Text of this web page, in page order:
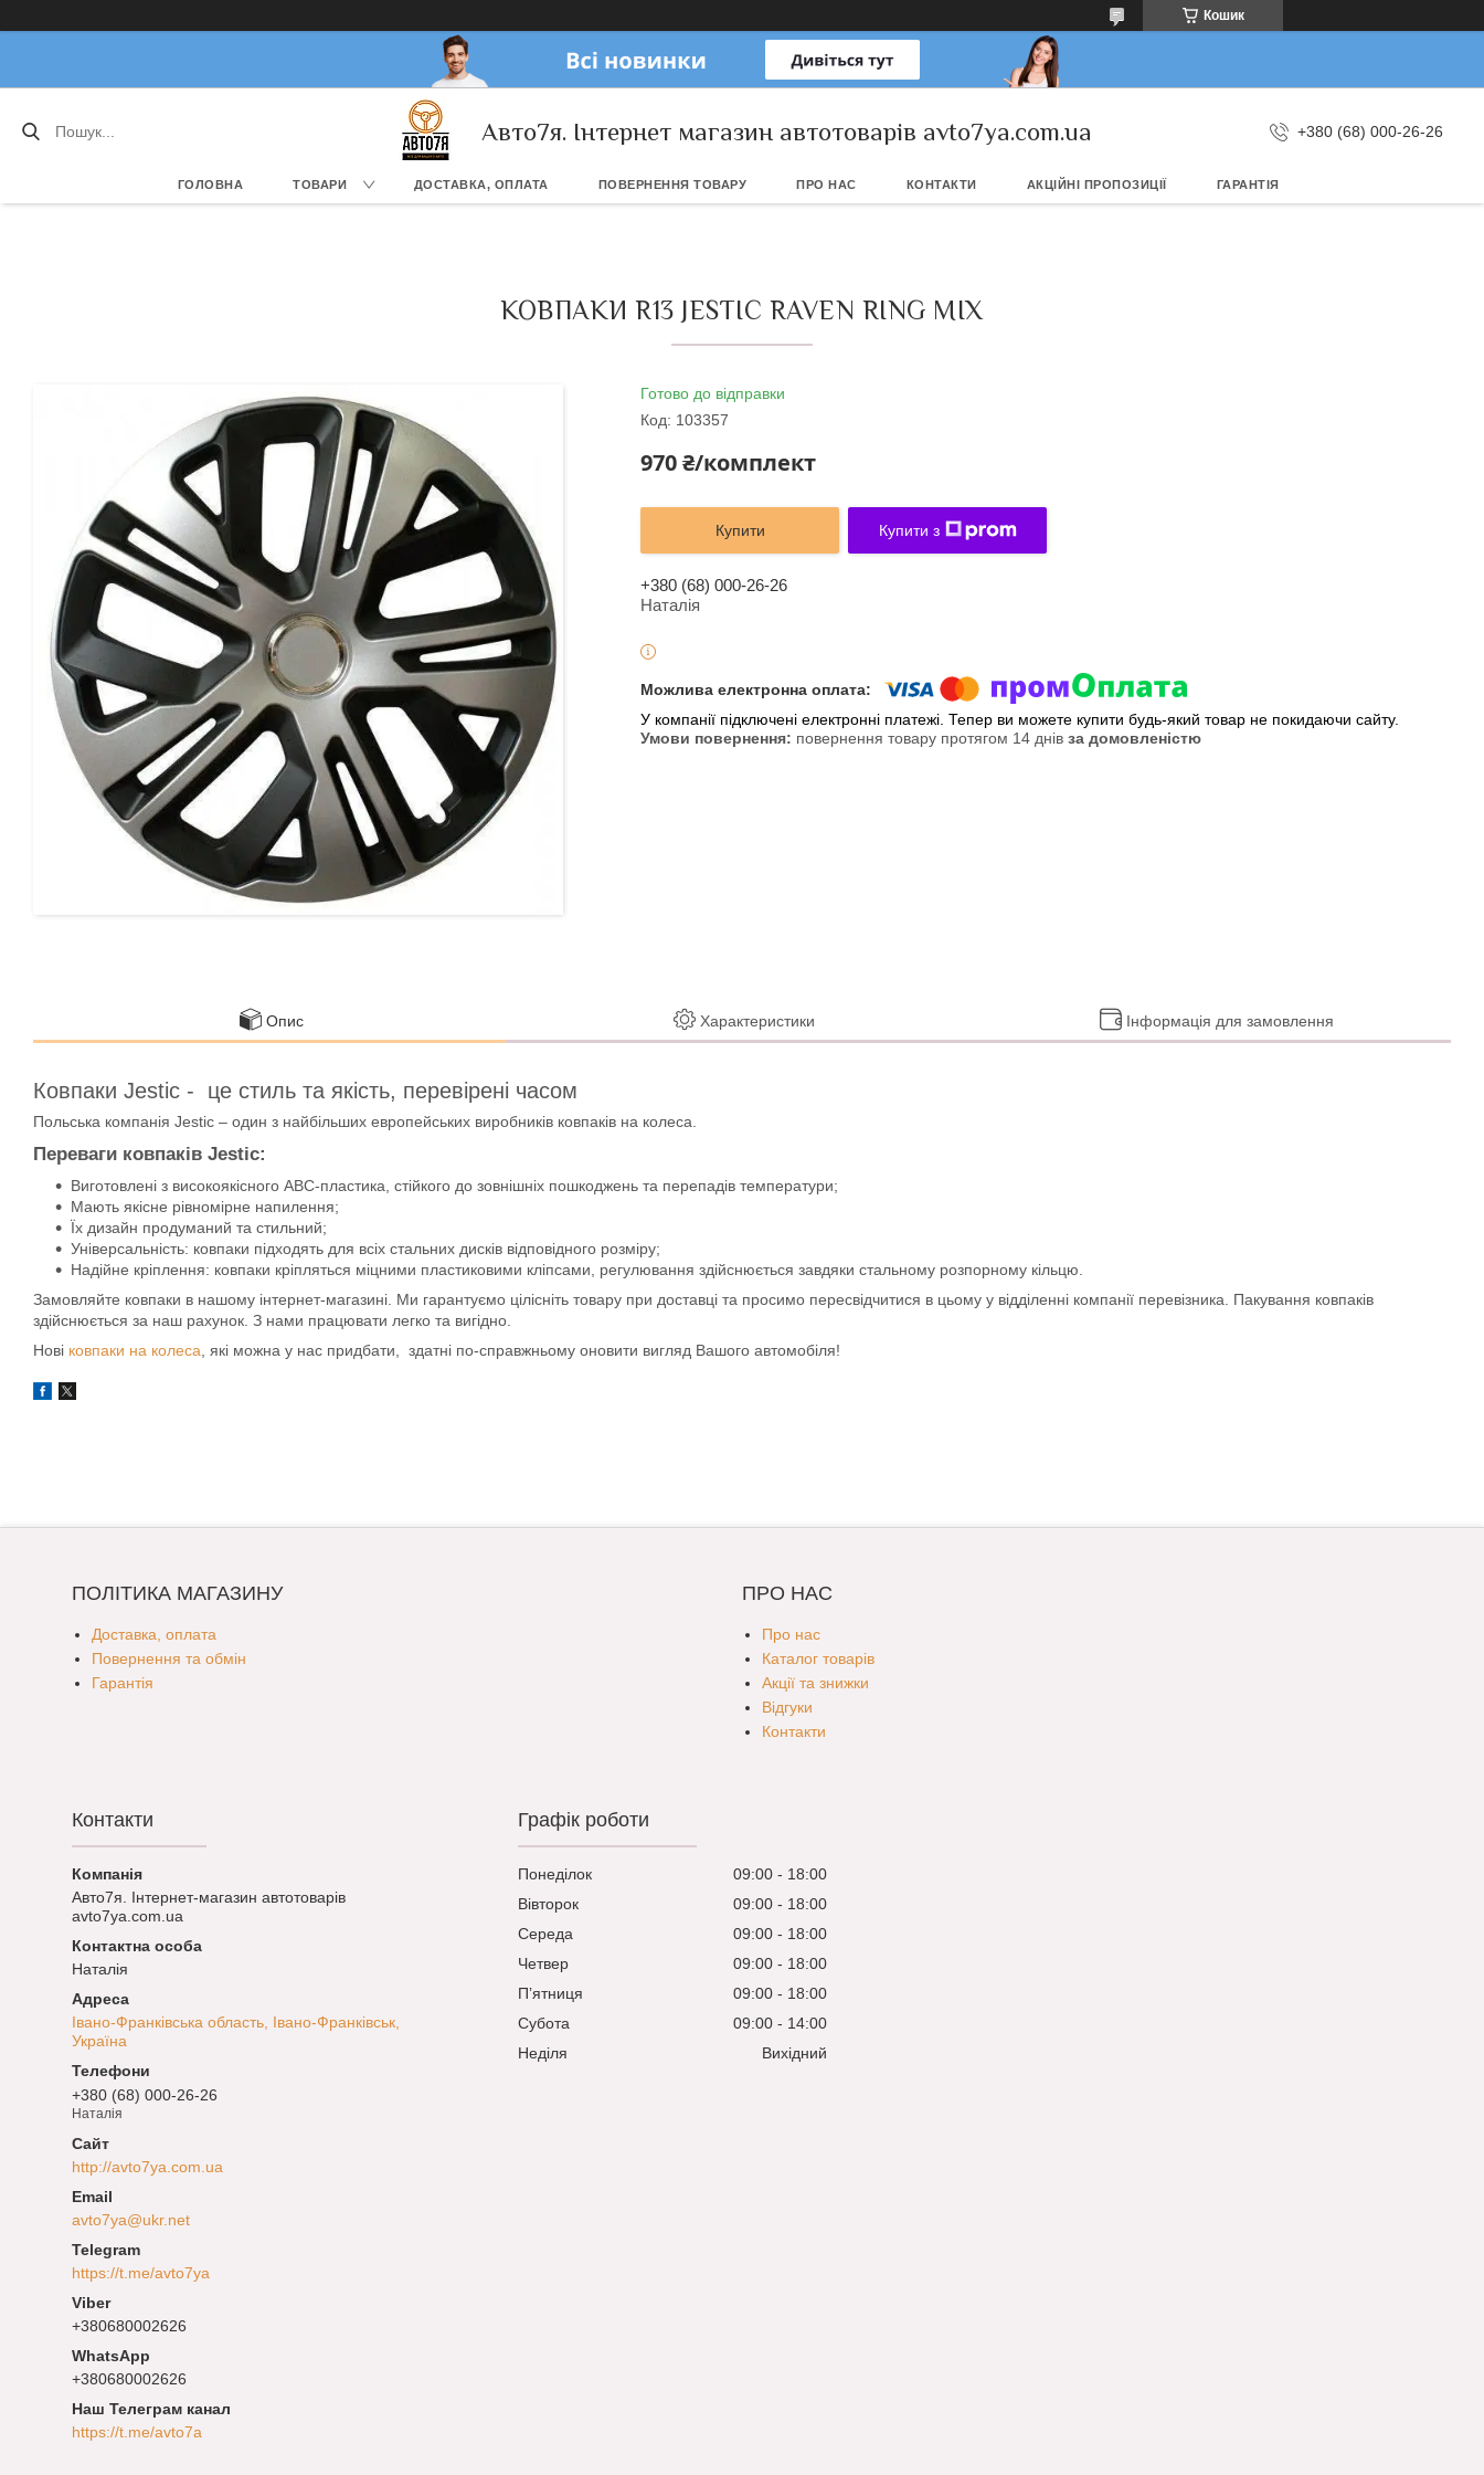
Кошик
Авто7я. Інтернет магазин автотоварів avto7ya.com.ua +380 (68) 000-26-26
ГОЛОВНА ТОВАРИ ДОСТАВКА, ОПЛАТА ПОВЕРНЕННЯ ТОВАРУ ПРО НАС КОНТАКТИ АКЦІЙНІ ПРОПОЗИЦІЇ ГАРАНТІЯ
КОВПАКИ R13 JESTIC RAVEN RING MIX
Готово до відправки
Код: 103357
970 ₴/комплект
Купити Купити з
+380 (68) 000-26-26
Наталія
У компанії підключені електронні платежі. Тепер ви можете купити будь-який товар не покидаючи сайту.
повернення товару протягом 14 днів за домовленістю
Опис Характеристики Інформація для замовлення
Ковпаки Jestic - це стиль та якість, перевірені часом
Польська компанія Jestic – один з найбільших европейських виробників ковпаків на колеса.
Переваги ковпаків Jestic:
Виготовлені з високоякісного АВС-пластика, стійкого до зовнішніх пошкоджень та перепадів температури;
Мають якісне рівномірне напилення;
Їх дизайн продуманий та стильний;
Універсальність: ковпаки підходять для всіх стальних дисків відповідного розміру;
Надійне кріплення: ковпаки кріпляться міцними пластиковими кліпсами, регулювання здійснюється завдяки стальному розпорному кільцю.
Замовляйте ковпаки в нашому інтернет-магазині. Ми гарантуємо цілісніть товару при доставці та просимо пересвідчитися в цьому у відділенні компанії перевізника. Пакування ковпаків
здійснюється за наш рахунок. З нами працювати легко та вигідно.
Нові ковпаки на колеса , які можна у нас придбати, здатні по-справжньому оновити вигляд Вашого автомобіля!
ПОЛІТИКА МАГАЗИНУ
Доставка, оплата
Повернення та обмін
Гарантія
ПРО НАС
Про нас
Каталог товарів
Акції та знижки
Відгуки
Контакти
Контакти
Авто7я. Інтернет-магазин автотоварів
avto7ya.com.ua
Наталія
Івано-Франківська область, Івано-Франківськ,
Україна
+380 (68) 000-26-26
Наталія
http://avto7ya.com.ua
avto7ya@ukr.net
https://t.me/avto7ya
+380680002626
+380680002626
Наш Телеграм канал
https://t.me/avto7a
Графік роботи
Понеділок 09:00
18:00
Вівторок
09:00
18:00
Середа
09:00
18:00
Четвер
09:00
18:00
Пʼятниця
09:00
18:00
Субота
09:00
14:00
Неділя
Вихідний